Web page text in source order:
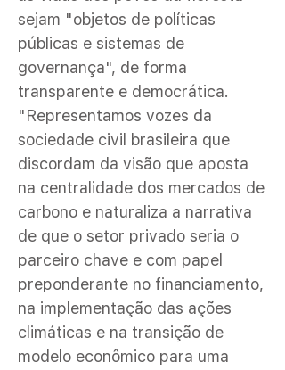
sejam "objetos de políticas
públicas e sistemas de
governança", de forma
transparente e democrática.
"Representamos vozes da
sociedade civil brasileira que
discordam da visão que aposta
na centralidade dos mercados de
carbono e naturaliza a narrativa
de que o setor privado seria o
parceiro chave e com papel
preponderante no financiamento,
na implementação das ações
climáticas e na transição de
modelo econômico para uma